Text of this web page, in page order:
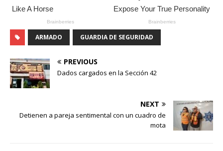
ARMADO GUARDIA DE SEGURIDAD
PREVIOUS
Dados cargados en la Sección 42
NEXT
Detienen a pareja sentimental con un cuadro de
mota